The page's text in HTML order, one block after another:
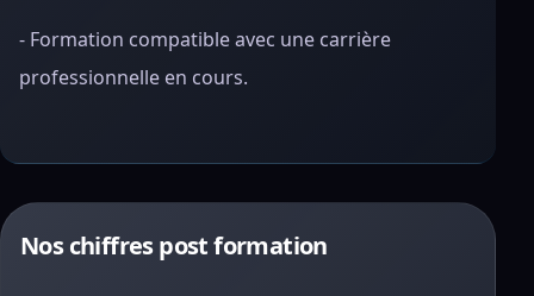
- Formation compatible avec une carrière
professionnelle en cours.
Nos chiffres post formation